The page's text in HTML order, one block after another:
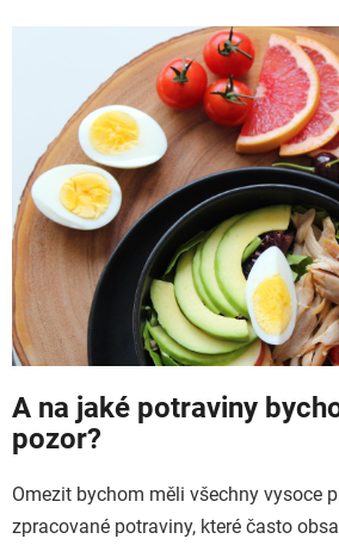
A na jaké potraviny
pozor?
Omezit bychom měli všechny vysoce
zpracované potraviny, které často